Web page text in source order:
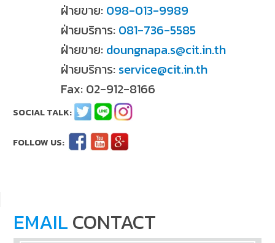
ฝ่ายขาย: 098-013-9989
ฝ่ายบริการ: 081-736-5585
ฝ่ายขาย: doungnapa.s@cit.in.th
ฝ่ายบริการ: service@cit.in.th
Fax: 02-912-8166
EMAILCONTACT